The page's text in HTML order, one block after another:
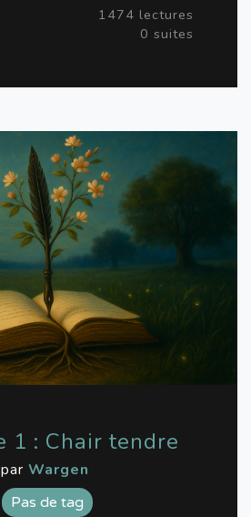
1474 lectures
0 suites
1 : Chair tendre
par Wargen
Pas de tag